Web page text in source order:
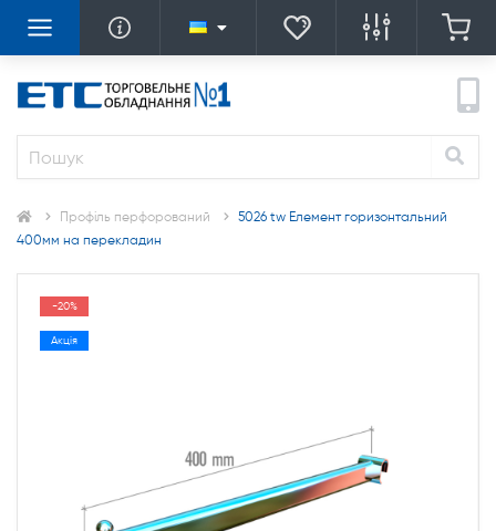
Профіль перфорований
5026 tw Елемент горизонтальний
400мм на перекладин
-20%
Акція